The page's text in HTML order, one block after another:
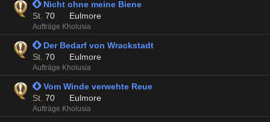
 Nicht ohne meine Biene
St. 70 Eulmore
Aufträge Kholusia
 Der Bedarf von Wrackstadt
St. 70 Eulmore
Aufträge Kholusia
 Vom Winde verwehte Reue
St. 70 Eulmore
Aufträge Kholusia